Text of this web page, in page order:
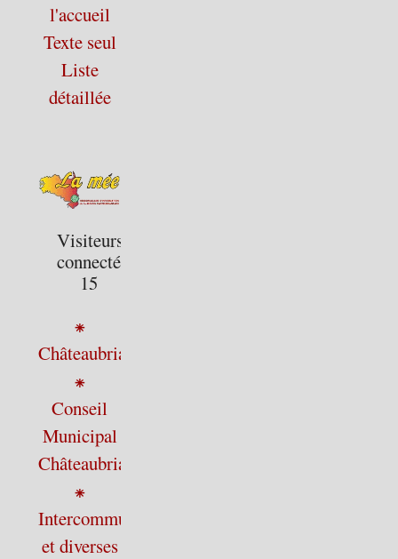
l'accueil
Texte seul
Liste
détaillée
Visiteurs
connectés :
15
⁕
Châteaubriant
⁕
Conseil
Municipal
Châteaubriant
⁕
Intercommunalité
et diverses